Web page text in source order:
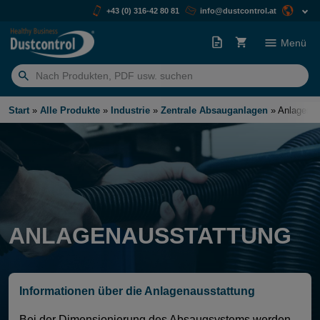
+43 (0) 316-42 80 81 info@dustcontrol.at
Suchen
nach:
Menü
Start » Alle Produkte » Industrie » Zentrale Absauganlagen »
ANLAGENAUSSTATTUNG
Informationen über die Anlagenausstattung